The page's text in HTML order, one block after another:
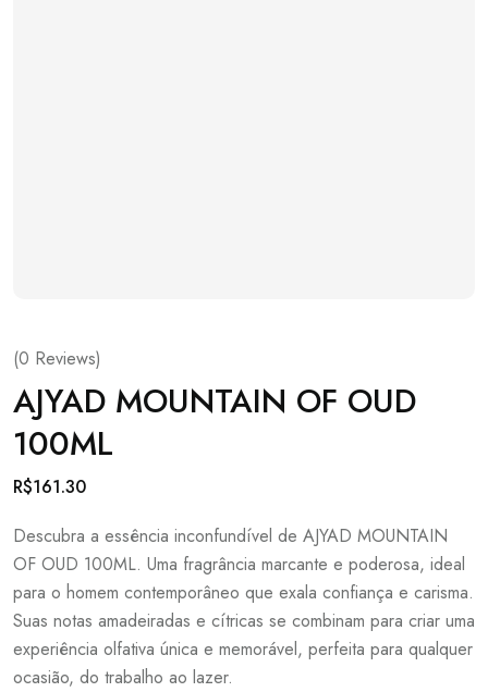
(0 Reviews)
AJYAD MOUNTAIN OF OUD
100ML
R$161.30
Descubra a essência inconfundível de AJYAD MOUNTAIN
OF OUD 100ML. Uma fragrância marcante e poderosa, ideal
para o homem contemporâneo que exala confiança e carisma.
Suas notas amadeiradas e cítricas se combinam para criar uma
experiência olfativa única e memorável, perfeita para qualquer
ocasião, do trabalho ao lazer.